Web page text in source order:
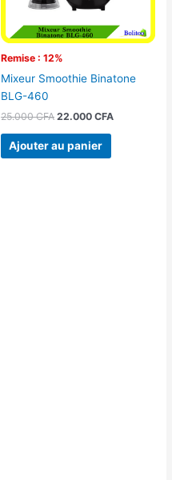
Remise : 12%
Mixeur Smoothie Binatone
BLG-460
25.000CFA 22.000 CFA
Ajouter au panier